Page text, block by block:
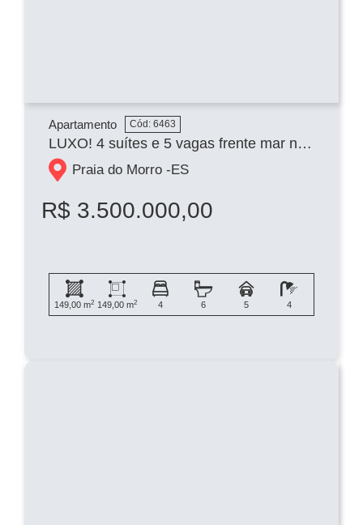
Apartamento Cód: 6463
LUXO! 4 suítes e 5 vagas frente mar na Praia do Morro
Praia do Morro -ES
R$ 3.500.000,00
149,00 m2 149,00 m2 4 6 5 4